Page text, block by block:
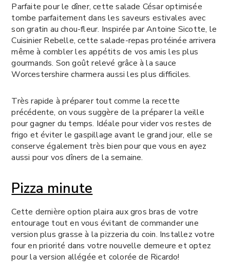
Parfaite pour le dîner, cette salade César optimisée
tombe parfaitement dans les saveurs estivales avec
son gratin au chou-fleur. Inspirée par Antoine Sicotte, le
Cuisinier Rebelle, cette salade-repas protéinée arrivera
même à combler les appétits de vos amis les plus
gourmands. Son goût relevé grâce à la sauce
Worcestershire charmera aussi les plus difficiles.
Très rapide à préparer tout comme la recette
précédente, on vous suggère de la préparer la veille
pour gagner du temps. Idéale pour vider vos restes de
frigo et éviter le gaspillage avant le grand jour, elle se
conserve également très bien pour que vous en ayez
aussi pour vos dîners de la semaine.
Pizza minute
Cette dernière option plaira aux gros bras de votre
entourage tout en vous évitant de commander une
version plus grasse à la pizzeria du coin. Installez votre
four en priorité dans votre nouvelle demeure et optez
pour la version allégée et colorée de Ricardo!